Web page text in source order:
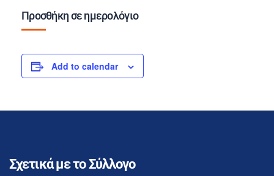
Προσθήκη σε ημερολόγιο
Add to calendar
Σχετικά με το Σύλλογο